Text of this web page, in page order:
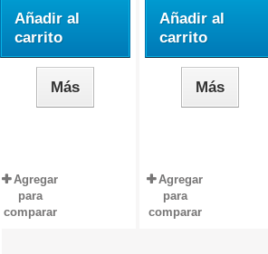
Añadir al
carrito
Más
Agregar
para
comparar
Añadir al
carrito
Más
Agregar
para
comparar